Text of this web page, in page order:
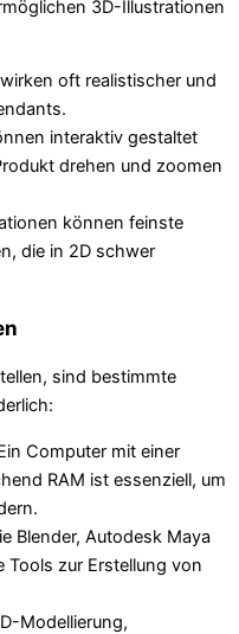
3D-Illustrationen
oft realistischer und
interaktiv gestaltet
drehen und zoomen
können feinste
die in 2D schwer
sind bestimmte
Computer mit einer
RAM ist essenziell, um
Blender, Autodesk Maya
Tools zur Erstellung von
Modellierung,